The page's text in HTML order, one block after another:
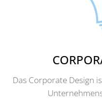
Das Corporate Design